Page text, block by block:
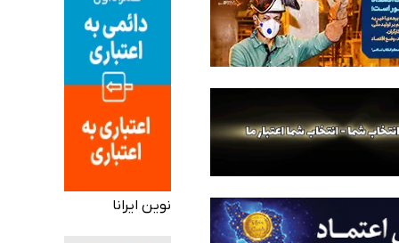
می‌شود
نوین ایرانا